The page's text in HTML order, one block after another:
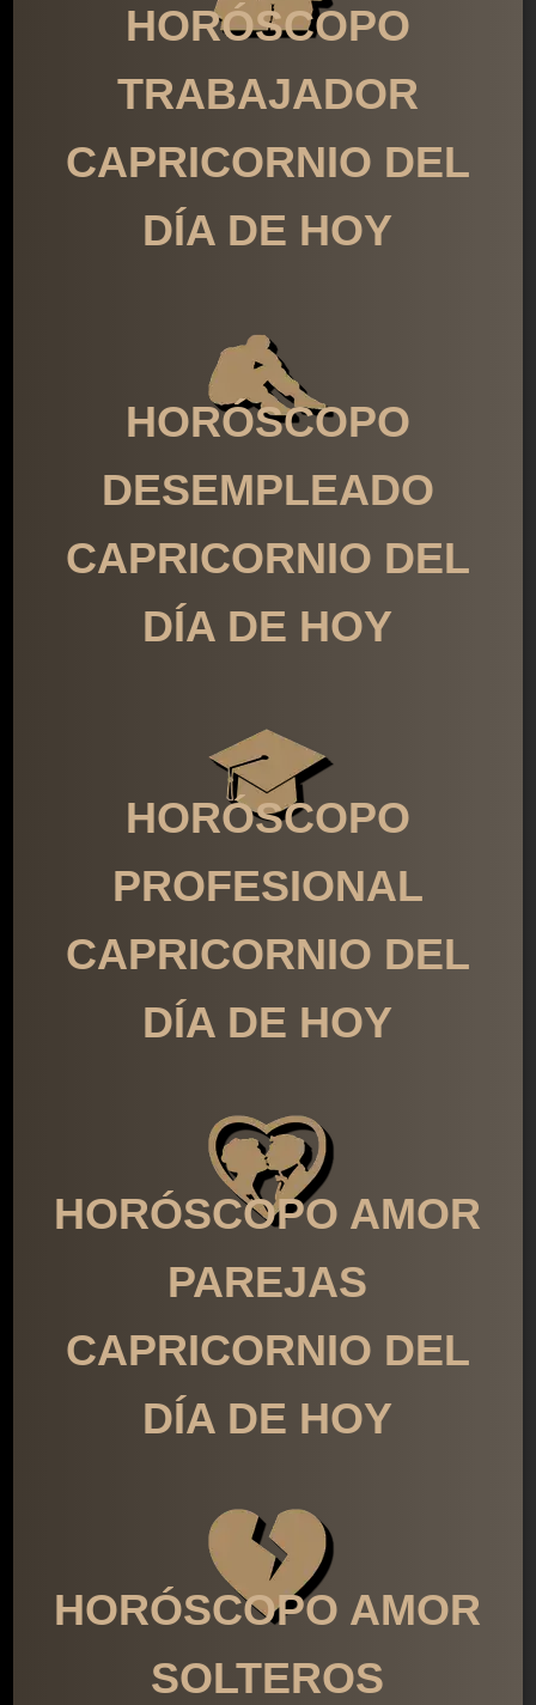
HORÓSCOPO
TRABAJADOR
CAPRICORNIO DEL
DÍA DE HOY
HORÓSCOPO
DESEMPLEADO
CAPRICORNIO DEL
DÍA DE HOY
HORÓSCOPO
PROFESIONAL
CAPRICORNIO DEL
DÍA DE HOY
HORÓSCOPO AMOR
PAREJAS
CAPRICORNIO DEL
DÍA DE HOY
HORÓSCOPO AMOR
SOLTEROS